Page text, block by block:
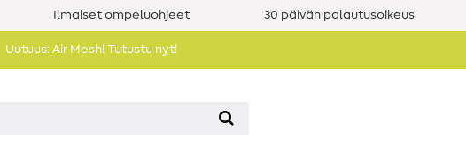
Ilmaiset ompeluohjeet 30 päivän palautusoikeus
Uutuus: Air Mesh! Tutustu nyt!